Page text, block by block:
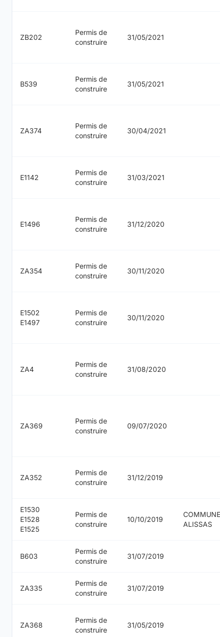
ZB202
Permis de
construire
31/05/2021
B539
Permis de
construire
31/05/2021
ZA374
Permis de
construire
30/04/2021
E1142
Permis de
construire
31/03/2021
E1496
Permis de
construire
31/12/2020
ZA354
Permis de
construire
30/11/2020
E1502
E1497
Permis de
construire
30/11/2020
ZA4
Permis de
construire
31/08/2020
ZA369
Permis de
construire
09/07/2020
ZA352
Permis de
construire
31/12/2019
E1530
E1528
E1525
Permis de
construire
10/10/2019
ALISSAS
B603
Permis de
construire
31/07/2019
ZA335
Permis de
construire
31/07/2019
ZA368
Permis de
construire
31/05/2019